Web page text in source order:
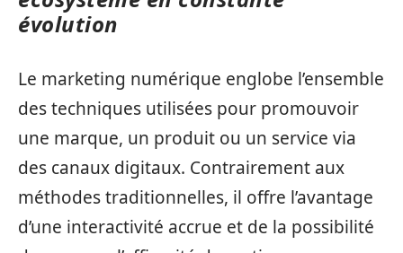
évolution
Le marketing numérique englobe l’ensemble
des techniques utilisées pour promouvoir
une marque, un produit ou un service via
des canaux digitaux. Contrairement aux
méthodes traditionnelles, il offre l’avantage
d’une interactivité accrue et de la possibilité